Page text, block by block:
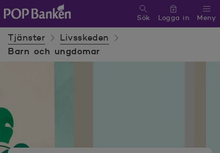
POP banken, till hemsidan
Meny
Sök Logga in
Tjänster Livsskeden
Barn och ungdomar